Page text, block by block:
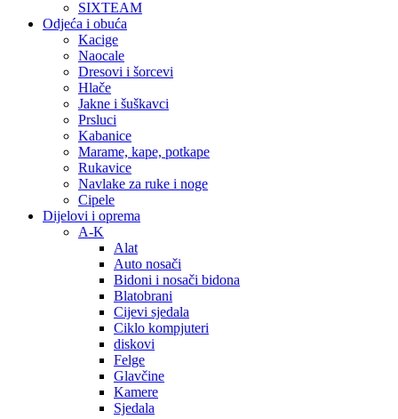
SIXTEAM
Odjeća i obuća
Kacige
Naocale
Dresovi i šorcevi
Hlače
Jakne i šuškavci
Prsluci
Kabanice
Marame, kape, potkape
Rukavice
Navlake za ruke i noge
Cipele
Dijelovi i oprema
A-K
Alat
Auto nosači
Bidoni i nosači bidona
Blatobrani
Cijevi sjedala
Ciklo kompjuteri
diskovi
Felge
Glavčine
Kamere
Sjedala